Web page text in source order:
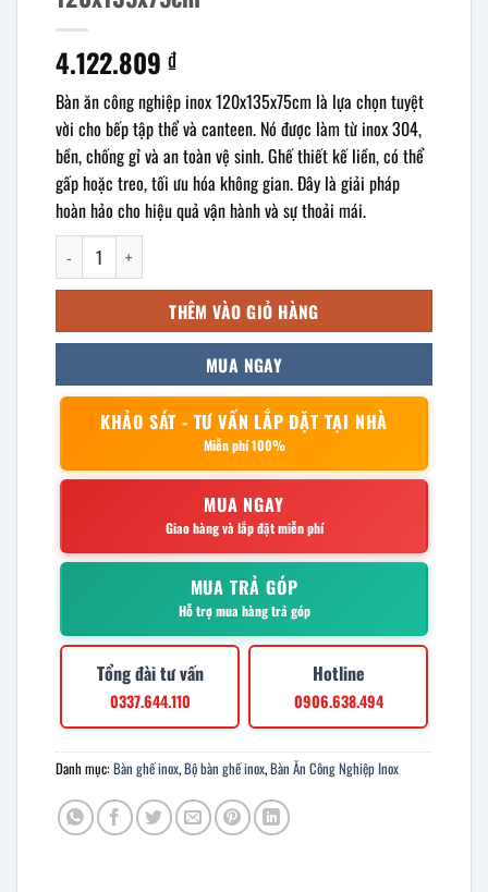
4.122.809 ₫
Bàn ăn công nghiệp inox 120x135x75cm là lựa chọn tuyệt
vời cho bếp tập thể và canteen. Nó được làm từ inox 304,
bền, chống gỉ và an toàn vệ sinh. Ghế thiết kế liền, có thể
gấp hoặc treo, tối ưu hóa không gian. Đây là giải pháp
hoàn hảo cho hiệu quả vận hành và sự thoải mái.
bàn ăn công nghiệp inox 120x135x75cm số lượng
THÊM VÀO GIỎ HÀNG
MUA NGAY
KHẢO SÁT - TƯ VẤN LẮP ĐẶT TẠI NHÀ
Miễn phí 100%
MUA NGAY
Giao hàng và lắp đặt miễn phí
MUA TRẢ GÓP
Hỗ trợ mua hàng trả góp
Tổng đài tư vấn
0337.644.110
Hotline
0906.638.494
Danh mục:Bàn ghế inox,Bộ bàn ghế inox,Bàn Ăn Công Nghiệp Inox